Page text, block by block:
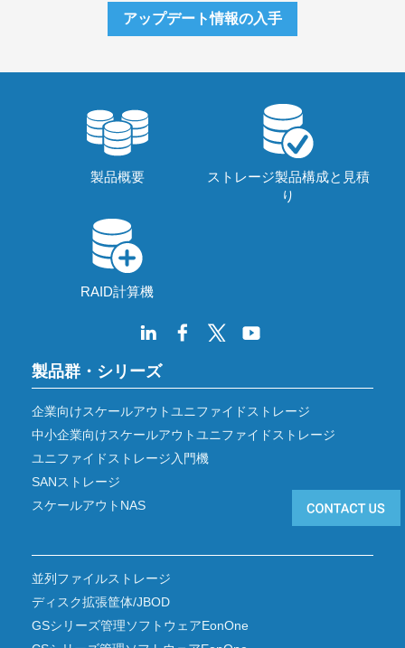
アップデート情報の入手
製品概要
ストレージ製品構成と見積
り
RAID計算機
製品群・シリーズ
企業向けスケールアウトユニファイドストレージ
中小企業向けスケールアウトユニファイドストレージ
ユニファイドストレージ入門機
SANストレージ
スケールアウトNAS
並列ファイルストレージ
ディスク拡張筐体/JBOD
GSシリーズ管理ソフトウェアEonOne